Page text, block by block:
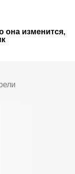
она изменится,